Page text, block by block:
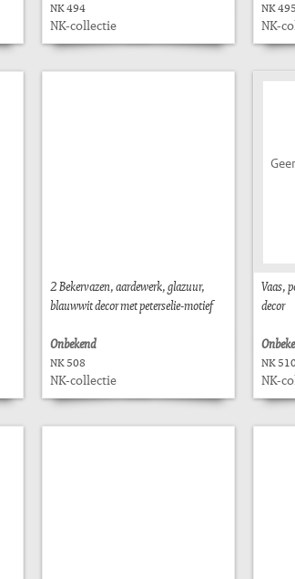
NK 494
NK-collectie
NK 495
NK-
2 Bekervazen, aardewerk, glazuur,
blauwwit decor met peterselie-motief
Onbekend
NK 508
NK-collectie
Vaas,
decor
NK
NK-